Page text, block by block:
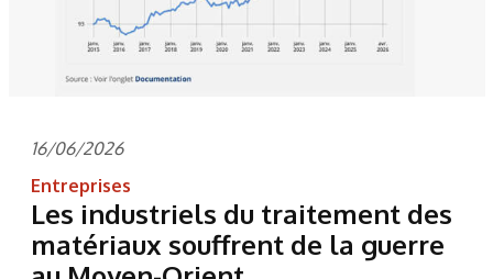
16/06/2026
Entreprises
Les industriels du traitement des
matériaux souffrent de la guerre